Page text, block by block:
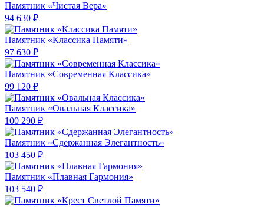
Памятник «Чистая Вера»
94 630 ₽
Памятник «Классика Памяти»
97 630 ₽
Памятник «Современная Классика»
99 120 ₽
Памятник «Овальная Классика»
100 290 ₽
Памятник «Сдержанная Элегантность»
103 450 ₽
Памятник «Плавная Гармония»
103 540 ₽